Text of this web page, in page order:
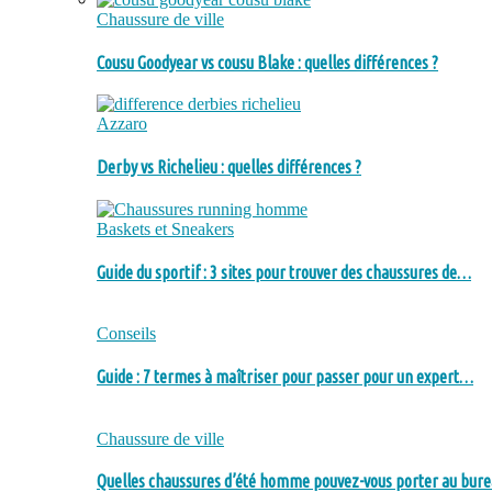
Chaussure de ville
Cousu Goodyear vs cousu Blake : quelles différences ?
Azzaro
Derby vs Richelieu : quelles différences ?
Baskets et Sneakers
Guide du sportif : 3 sites pour trouver des chaussures de…
Conseils
Guide : 7 termes à maîtriser pour passer pour un expert…
Chaussure de ville
Quelles chaussures d’été homme pouvez-vous porter au